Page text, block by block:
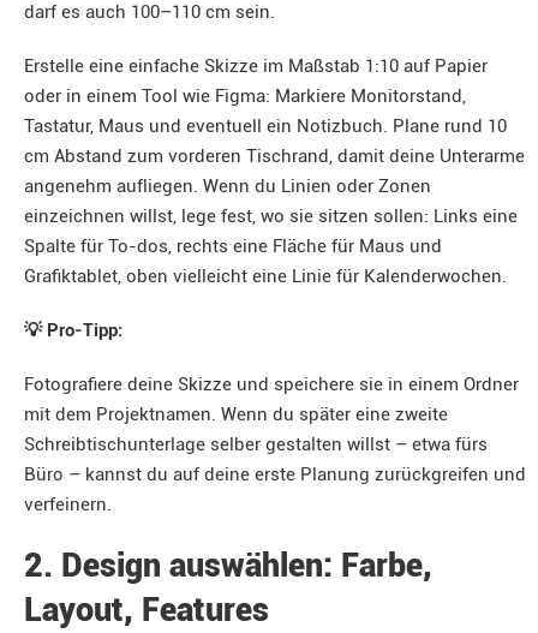
darf es auch 100–110 cm sein.
Erstelle eine einfache Skizze im Maßstab 1:10 auf Papier
oder in einem Tool wie Figma: Markiere Monitorstand,
Tastatur, Maus und eventuell ein Notizbuch. Plane rund 10
cm Abstand zum vorderen Tischrand, damit deine Unterarme
angenehm aufliegen. Wenn du Linien oder Zonen
einzeichnen willst, lege fest, wo sie sitzen sollen: Links eine
Spalte für To-dos, rechts eine Fläche für Maus und
Grafiktablet, oben vielleicht eine Linie für Kalenderwochen.
💡 Pro-Tipp:
Fotografiere deine Skizze und speichere sie in einem Ordner
mit dem Projektnamen. Wenn du später eine zweite
Schreibtischunterlage selber gestalten willst – etwa fürs
Büro – kannst du auf deine erste Planung zurückgreifen und
verfeinern.
2. Design auswählen: Farbe,
Layout, Features